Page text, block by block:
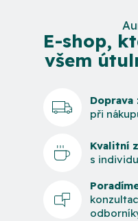
E-shop,
všem
Doprava
při
Kvalitní
s